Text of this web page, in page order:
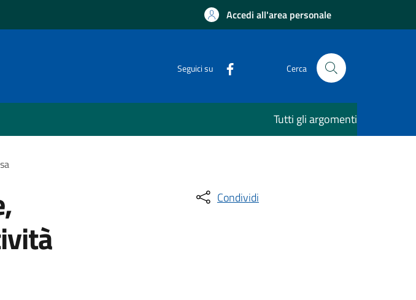
Accedi all'area personale
Seguici su Cerca
Tutti gli argomenti
Condividi